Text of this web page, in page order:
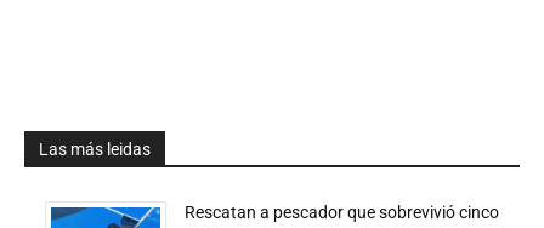
Las más leidas
Rescatan a pescador que sobrevivió cinco